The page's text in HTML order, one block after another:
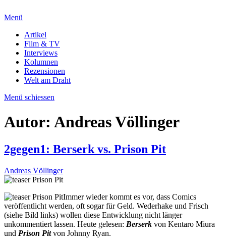
Menü
Artikel
Film & TV
Interviews
Kolumnen
Rezensionen
Welt am Draht
Menü schiessen
Autor: Andreas Völlinger
2gegen1: Berserk vs. Prison Pit
Andreas Völlinger
Immer wieder kommt es vor, dass Comics
veröffentlicht werden, oft sogar für Geld. Wederhake und Frisch
(siehe Bild links) wollen diese Entwicklung nicht länger
unkommentiert lassen. Heute gelesen: Berserk von Kentaro Miura
und Prison Pitvon Johnny Ryan.